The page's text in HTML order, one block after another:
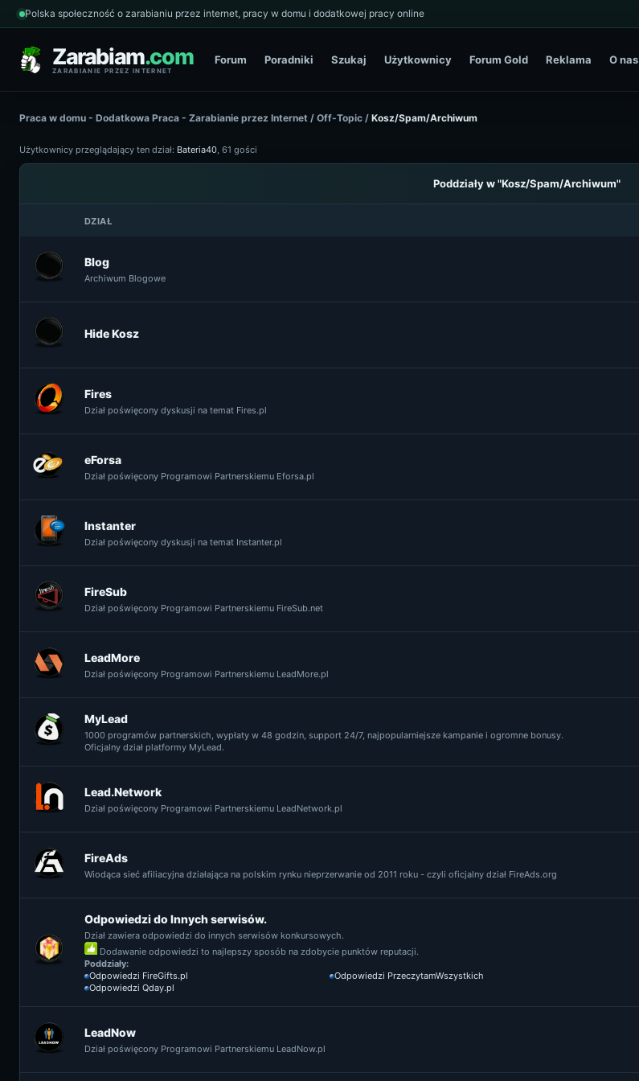
Polska społeczność o zarabianiu przez internet, pracy w domu i dodatkowej pracy online
Zarabiam.com
ZARABIANIE PRZEZ INTERNET
Forum Poradniki Szukaj Użytkownicy Forum Gold Reklama O nas
Praca w domu - Dodatkowa Praca - Zarabianie przez Internet / Off-Topic / Kosz/Spam/Archiwum
Użytkownicy przeglądający ten dział: Bateria40, 61 gości
Poddziały w "Kosz/Spam/Archiwum"
DZIAŁ
Blog
Archiwum Blogowe
Hide Kosz
Fires
Dział poświęcony dyskusji na temat Fires.pl
eForsa
Dział poświęcony Programowi Partnerskiemu Eforsa.pl
Instanter
Dział poświęcony dyskusji na temat Instanter.pl
FireSub
Dział poświęcony Programowi Partnerskiemu FireSub.net
LeadMore
Dział poświęcony Programowi Partnerskiemu LeadMore.pl
MyLead
1000 programów partnerskich, wypłaty w 48 godzin, support 24/7, najpopularniejsze kampanie i ogromne bonusy.
Oficjalny dział platformy MyLead.
Lead.Network
Dział poświęcony Programowi Partnerskiemu LeadNetwork.pl
FireAds
Wiodąca sieć afiliacyjna działająca na polskim rynku nieprzerwanie od 2011 roku - czyli oficjalny dział FireAds.org
Odpowiedzi do Innych serwisów.
Dział zawiera odpowiedzi do innych serwisów konkursowych.
Dodawanie odpowiedzi to najlepszy sposób na zdobycie punktów reputacji.
Poddziały:
Odpowiedzi FireGifts.pl
Odpowiedzi PrzeczytamWszystkich
Odpowiedzi Qday.pl
LeadNow
Dział poświęcony Programowi Partnerskiemu LeadNow.pl